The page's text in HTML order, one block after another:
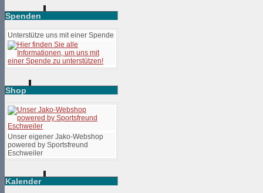
Spenden
Unterstütze uns mit einer Spende
Shop
Unser eigener Jako-Webshop
powered by Sportsfreund
Eschweiler
Kalender